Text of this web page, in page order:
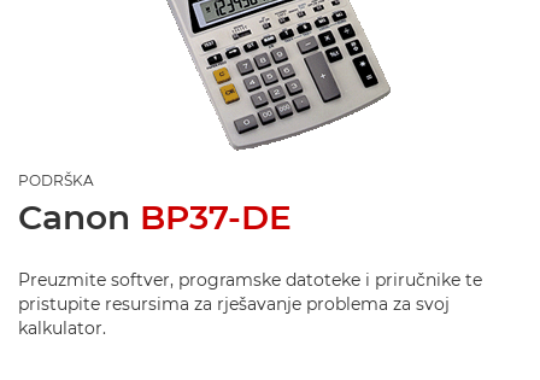
PODRŠKA
Canon BP37-DE
Preuzmite softver, programske datoteke i priručnike te
pristupite resursima za rješavanje problema za svoj
kalkulator.